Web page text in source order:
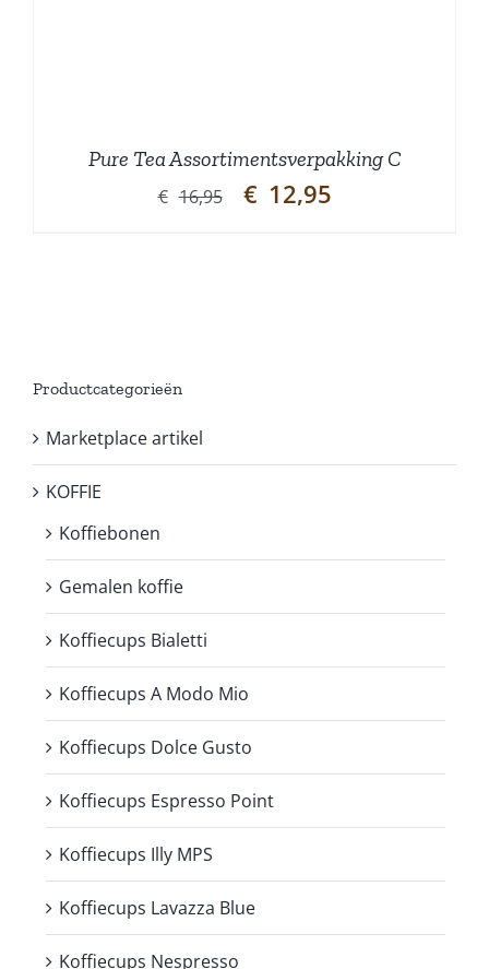
Pure Tea Assortimentsverpakking C
€ 16,95
Oorspronkelijke
€ 12,95
Productcategorieën
Marketplace artikel
KOFFIE
Koffiebonen
Gemalen koffie
Koffiecups Bialetti
Koffiecups A Modo Mio
Koffiecups Dolce Gusto
Koffiecups Espresso Point
Koffiecups Illy MPS
Koffiecups Lavazza Blue
Koffiecups Nespresso